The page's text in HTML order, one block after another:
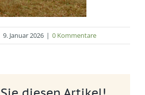
9. Januar 2026 | 0 Kommentare